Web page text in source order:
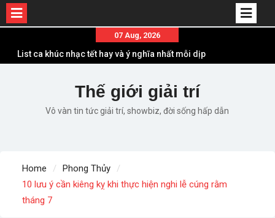
content
07 Aug, 2026
List ca khúc nhạc tết hay và ý nghĩa nhất mỗi dịp
Em ơi lên phố – Minh Vương: Màn comeback
“ngoạn mục” với triệu view
Những ca khúc nhạc xuân “sặc mùi” quảng cáo
Lời bài hát Chúng Ta của Hiện Tại – Sơn Tùng M-
TP – Full lyrics bản chuẩn
Thế giới giải trí
Vô vàn tin tức giải trí, showbiz, đời sống hấp dẫn
Home
Phong Thủy
10 lưu ý cần kiêng kỵ khi thực hiện nghi lễ cúng rằm
tháng 7